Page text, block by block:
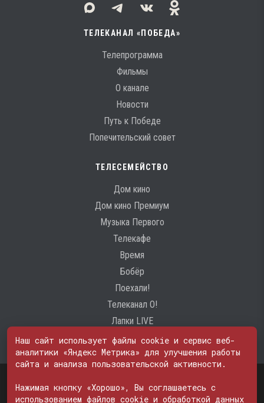
ТЕЛЕКАНАЛ «ПОБЕДА»
Телепрограмма
Фильмы
О канале
Новости
Путь к Победе
Попечительский совет
ТЕЛЕСЕМЕЙСТВО
Дом кино
Дом кино Премиум
Музыка Первого
Телекафе
Время
Бобёр
Поехали!
Телеканал О!
Лапки LIVE
№ ФС 77 - 74600
© 2000—2026. Редакция телеканала «ПОБЕДА». Все права на любые
Наш сайт использует файлы cookie и сервис веб-
аналитики «Яндекс Метрика» для улучшения работы
сайта и анализа пользовательской активности.
Нажимая кнопку «Хорошо», Вы соглашаетесь с
использованием файлов cookie и обработкой данных